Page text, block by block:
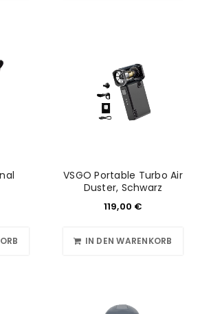
VSGO Portable Turbo Air
Duster, Schwarz
119,00 €
IN DEN WARENKORB